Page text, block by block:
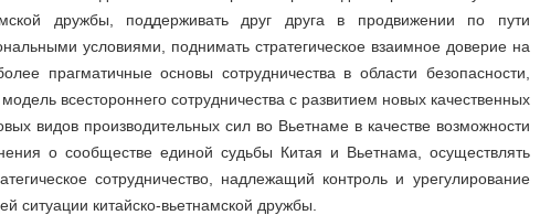
дружбы, поддерживать друг друга в продвижении по пути
условиями, поднимать стратегическое взаимное доверие на
прагматичные основы сотрудничества в области безопасности,
всестороннего сотрудничества с развитием новых качественных
видов производительных сил во Вьетнаме в качестве возможности
о сообществе единой судьбы Китая и Вьетнама, осуществлять
сотрудничество, надлежащий контроль и урегулирование
ситуации китайско-вьетнамской дружбы.